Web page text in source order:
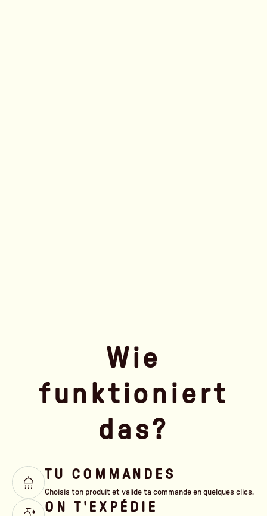
Wie
funktioniert
das?
TU COMMANDES
Choisis ton produit et valide ta commande en quelques clics.
ON T'EXPÉDIE